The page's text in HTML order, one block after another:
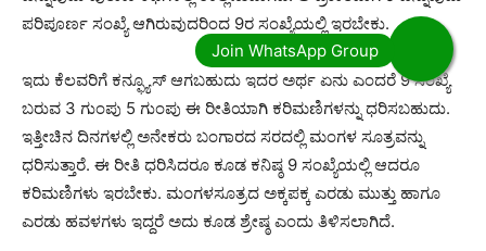
ಪರಿಪೂರ್ಣ ಸಂಖ್ಯೆ ಆಗಿರುವುದರಿಂದ 9ರ ಸಂಖ್ಯೆಯಲ್ಲಿ ಇರಬೇಕು.
ಇದು ಕೆಲವರಿಗೆ ಕನ್ಫ್ಯೂಸ್ ಆಗಬಹುದು ಇದರ ಅರ್ಥ ಏನು ಎಂದರೆ 9 ಸಂಖ್ಯೆ
ಬರುವ 3 ಗುಂಪು 5 ಗುಂಪು ಈ ರೀತಿಯಾಗಿ ಕರಿಮಣಿಗಳನ್ನು ಧರಿಸಬಹುದು.
ಇತ್ತೀಚಿನ ದಿನಗಳಲ್ಲಿ ಅನೇಕರು ಬಂಗಾರದ ಸರದಲ್ಲಿ ಮಂಗಳ ಸೂತ್ರವನ್ನು
ಧರಿಸುತ್ತಾರೆ. ಈ ರೀತಿ ಧರಿಸಿದರೂ ಕೂಡ ಕನಿಷ್ಠ 9 ಸಂಖ್ಯೆಯಲ್ಲಿ ಆದರೂ
ಕರಿಮಣಿಗಳು ಇರಬೇಕು. ಮಂಗಳಸೂತ್ರದ ಅಕ್ಕಪಕ್ಕ ಎರಡು ಮುತ್ತು ಹಾಗೂ
ಎರಡು ಹವಳಗಳು ಇದ್ದರೆ ಅದು ಕೂಡ ಶ್ರೇಷ್ಠ ಎಂದು ತಿಳಿಸಲಾಗಿದೆ.